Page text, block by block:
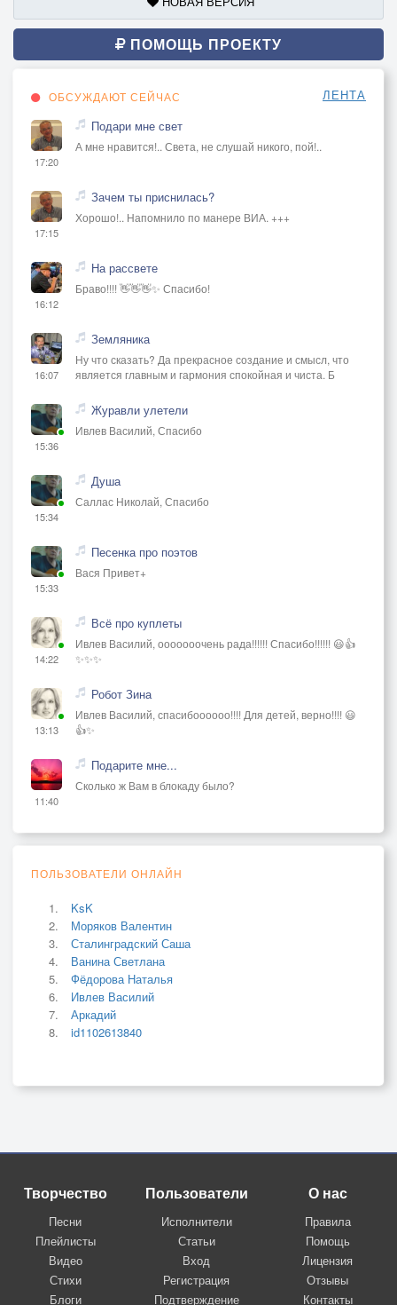
ПОМОЩЬ ПРОЕКТУ
ОБСУЖДАЮТ СЕЙЧАС ЛЕНТА
17:20
Подари мне свет
А мне нравится!.. Света, не слушай никого, пой!..
17:15
Зачем ты приснилась?
Хорошо!.. Напомнило по манере ВИА. +++
16:12
На рассвете
Браво!!!! 👋👋👋✨ Спасибо!
16:07
Земляника
Ну что сказать? Да прекрасное создание и смысл, что
является главным и гармония спокойная и чиста. Б
15:36
Журавли улетели
Ивлев Василий, Спасибо
15:34
Душа
Саллас Николай, Спасибо
15:33
Песенка про поэтов
Вася Привет+
14:22
Всё про куплеты
Ивлев Василий, ооооооочень рада!!!!!! Спасибо!!!!!! 😃👍
✨✨✨
13:13
Робот Зина
Ивлев Василий, спасибоооооо!!!! Для детей, верно!!!! 😃
👍✨
11:40
Подарите мне...
Сколько ж Вам в блокаду было?
ПОЛЬЗОВАТЕЛИ ОНЛАЙН
KsK
Моряков Валентин
Сталинградский Саша
Ванина Светлана
Фёдорова Наталья
Ивлев Василий
Аркадий
id1102613840
Творчество
Песни
Плейлисты
Видео
Стихи
Блоги
Пользователи
Исполнители
Статьи
Вход
Регистрация
Подтверждение
О нас
Правила
Помощь
Лицензия
Отзывы
Контакты